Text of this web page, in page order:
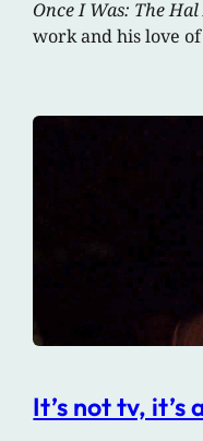
Once I Was: The
work and his love
It’s not tv,